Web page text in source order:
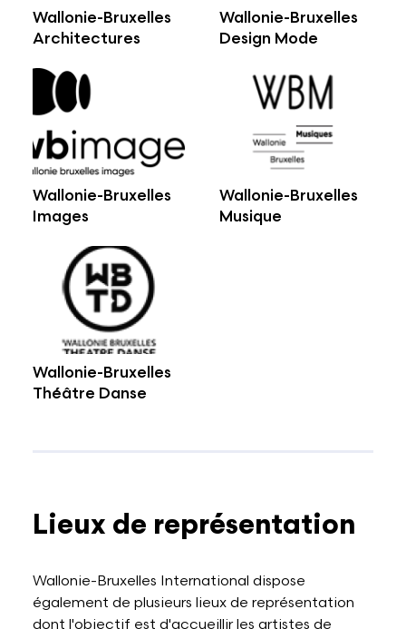
Wallonie-Bruxelles
Architectures
Wallonie-Bruxelles
Design Mode
Wallonie-Bruxelles
Images
Wallonie-Bruxelles
Musique
Wallonie-Bruxelles
Théâtre Danse
Lieux de représentation
Wallonie-Bruxelles International dispose
également de plusieurs lieux de représentation
dont l'objectif est d'accueillir les artistes de